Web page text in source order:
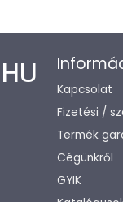
HU
Kapcsolat
Fizetési /
Termék
Cégünkről
GYIK